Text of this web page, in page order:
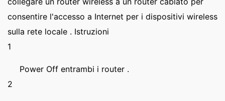
consentire l'accesso a Internet per i dispositivi wireless
sulla rete locale . Istruzioni
1
Power Off entrambi i router .
2